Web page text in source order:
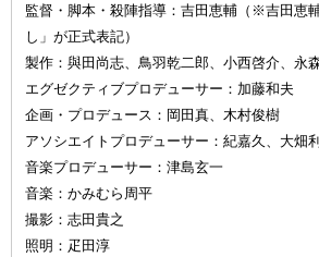
監督・脚本・殺陣指導：吉田恵輔（※吉田恵
し」が正式表記）
製作：與田尚志、鳥羽乾二郎、小西啓介、永
エグゼクティブプロデューサー：加藤和夫
企画・プロデュース：岡田真、木村俊樹
アソシエイトプロデューサー：紀嘉久、大畑
音楽プロデューサー：津島玄一
音楽：かみむら周平
撮影：志田貴之
照明：疋田淳